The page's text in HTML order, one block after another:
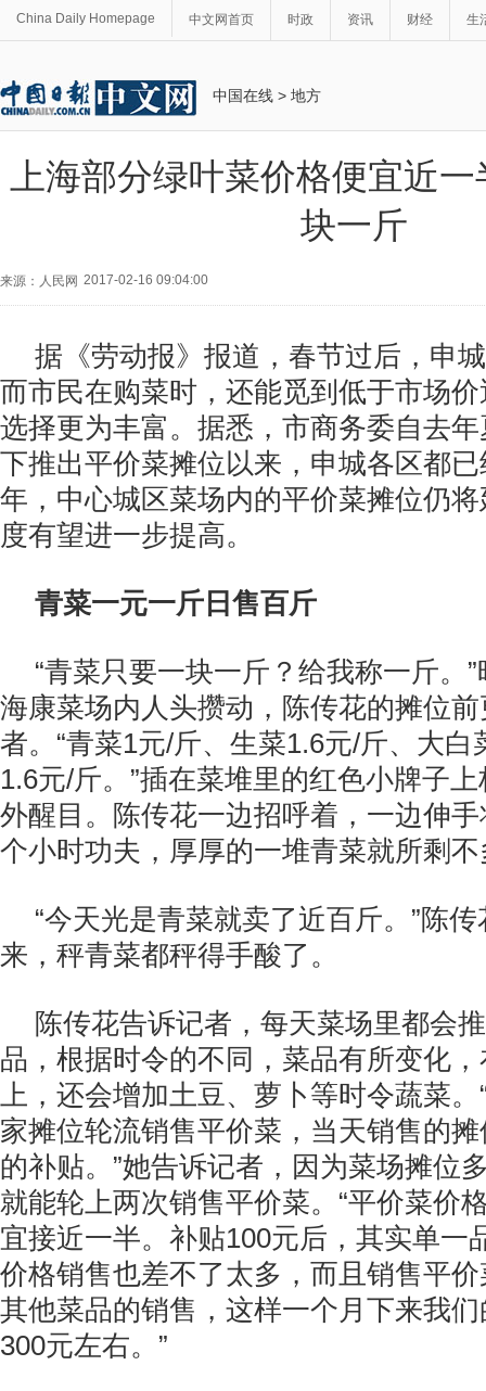
China Daily Homepage 中文网首页 时政 资讯 财经 生
中国在线 > 地方
上海部分绿叶菜价格便宜近
块一斤
来源：人民网 2017-02-16 09:04:00
据《劳动报》报道，春节过后，申
而市民在购菜时，还能觅到低于市场
选择更为丰富。据悉，市商务委自去
下推出平价菜摊位以来，申城各区都
年，中心城区菜场内的平价菜摊位仍
度有望进一步提高。
青菜一元一斤日售百斤
“青菜只要一块一斤？给我称一斤。
海康菜场内人头攒动，陈传花的摊位
者。“青菜1元/斤、生菜1.6元/斤、大白
1.6元/斤。”插在菜堆里的红色小牌子
外醒目。陈传花一边招呼着，一边伸
个小时功夫，厚厚的一堆青菜就所剩
“今天光是青菜就卖了近百斤。”陈
来，秤青菜都秤得手酸了。
陈传花告诉记者，每天菜场里都会
品，根据时令的不同，菜品有所变化
上，还会增加土豆、萝卜等时令蔬菜
家摊位轮流销售平价菜，当天销售的
的补贴。”她告诉记者，因为菜场摊位
就能轮上两次销售平价菜。“平价菜价
宜接近一半。补贴100元后，其实单一
价格销售也差不了太多，而且销售平
其他菜品的销售，这样一个月下来我
300元左右。”